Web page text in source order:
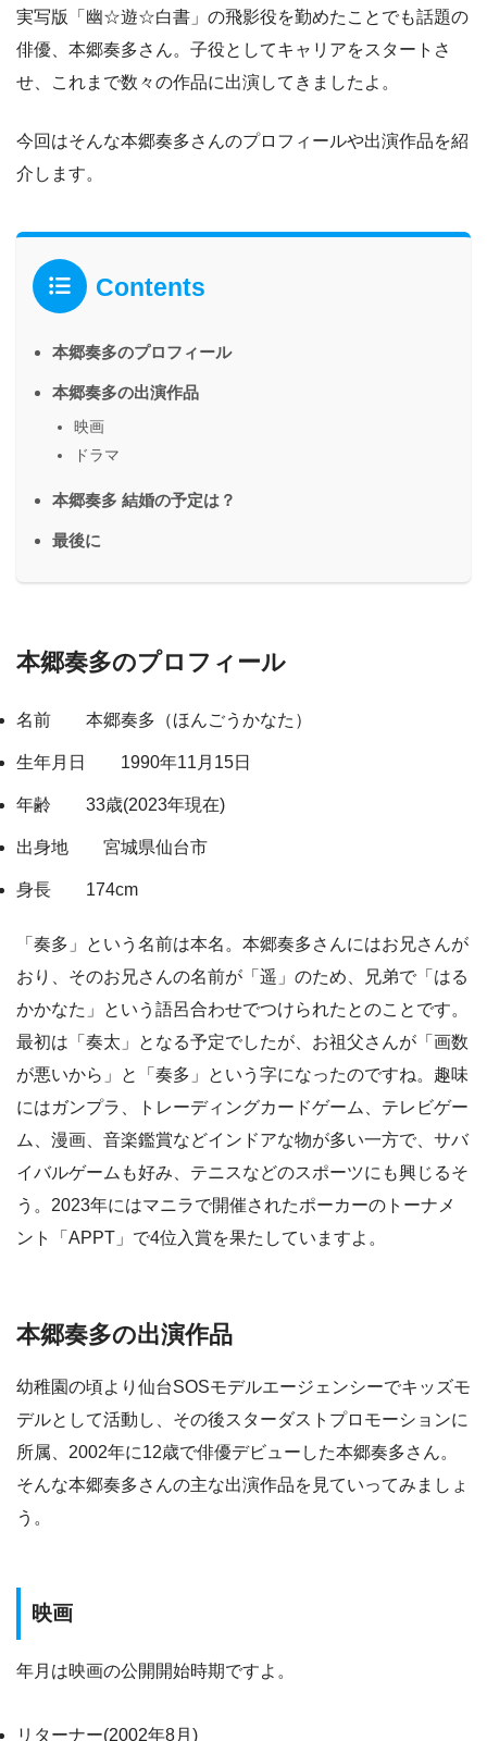
実写版「幽☆遊☆白書」の飛影役を勤めたことでも話題の
俳優、本郷奏多さん。子役としてキャリアをスタートさ
せ、これまで数々の作品に出演してきましたよ。
今回はそんな本郷奏多さんのプロフィールや出演作品を紹
介します。
Contents
本郷奏多のプロフィール
本郷奏多の出演作品
映画
ドラマ
本郷奏多 結婚の予定は？
最後に
本郷奏多のプロフィール
名前 本郷奏多（ほんごうかなた）
生年月日 1990年11月15日
年齢 33歳(2023年現在)
出身地 宮城県仙台市
身長 174cm
「奏多」という名前は本名。本郷奏多さんにはお兄さんが
おり、そのお兄さんの名前が「遥」のため、兄弟で「はる
かかなた」という語呂合わせでつけられたとのことです。
最初は「奏太」となる予定でしたが、お祖父さんが「画数
が悪いから」と「奏多」という字になったのですね。趣味
にはガンプラ、トレーディングカードゲーム、テレビゲー
ム、漫画、音楽鑑賞などインドアな物が多い一方で、サバ
イバルゲームも好み、テニスなどのスポーツにも興じるそ
う。2023年にはマニラで開催されたポーカーのトーナメ
ント「APPT」で4位入賞を果たしていますよ。
本郷奏多の出演作品
幼稚園の頃より仙台SOSモデルエージェンシーでキッズモ
デルとして活動し、その後スターダストプロモーションに
所属、2002年に12歳で俳優デビューした本郷奏多さん。
そんな本郷奏多さんの主な出演作品を見ていってみましょ
う。
映画
年月は映画の公開開始時期ですよ。
リターナー(2002年8月)